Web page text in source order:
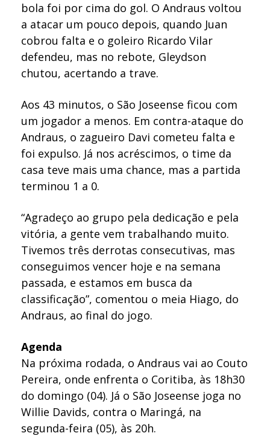
bola foi por cima do gol. O Andraus voltou
a atacar um pouco depois, quando Juan
cobrou falta e o goleiro Ricardo Vilar
defendeu, mas no rebote, Gleydson
chutou, acertando a trave.
Aos 43 minutos, o São Joseense ficou com
um jogador a menos. Em contra-ataque do
Andraus, o zagueiro Davi cometeu falta e
foi expulso. Já nos acréscimos, o time da
casa teve mais uma chance, mas a partida
terminou 1 a 0.
“Agradeço ao grupo pela dedicação e pela
vitória, a gente vem trabalhando muito.
Tivemos três derrotas consecutivas, mas
conseguimos vencer hoje e na semana
passada, e estamos em busca da
classificação”, comentou o meia Hiago, do
Andraus, ao final do jogo.
Agenda
Na próxima rodada, o Andraus vai ao Couto
Pereira, onde enfrenta o Coritiba, às 18h30
do domingo (04). Já o São Joseense joga no
Willie Davids, contra o Maringá, na
segunda-feira (05), às 20h.